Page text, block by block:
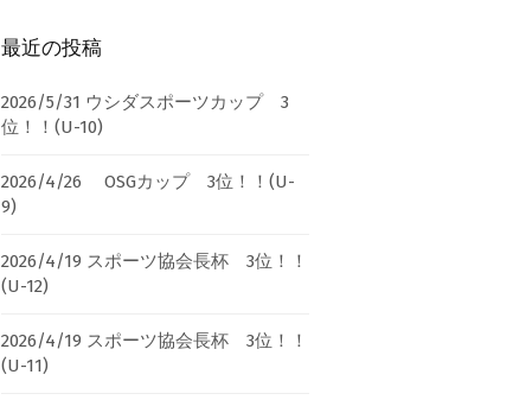
最近の投稿
2026/5/31 ウシダスポーツカップ 3
位！！(U-10)
2026/4/26 OSGカップ 3位！！(U-
9)
2026/4/19 スポーツ協会長杯 3位！！
(U-12)
2026/4/19 スポーツ協会長杯 3位！！
(U-11)